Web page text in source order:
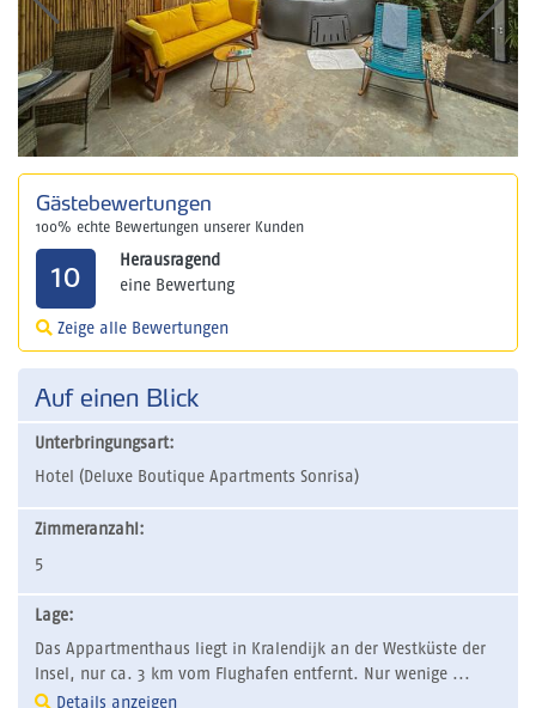
Gästebewertungen
100% echte Bewertungen unserer Kunden
10
Herausragend
eine Bewertung
Zeige alle Bewertungen
Auf einen Blick
Unterbringungsart:
Hotel (Deluxe Boutique Apartments Sonrisa)
Zimmeranzahl:
5
Lage:
Das Appartmenthaus liegt in Kralendijk an der Westküste der
Insel, nur ca. 3 km vom Flughafen entfernt. Nur wenige ...
Details anzeigen